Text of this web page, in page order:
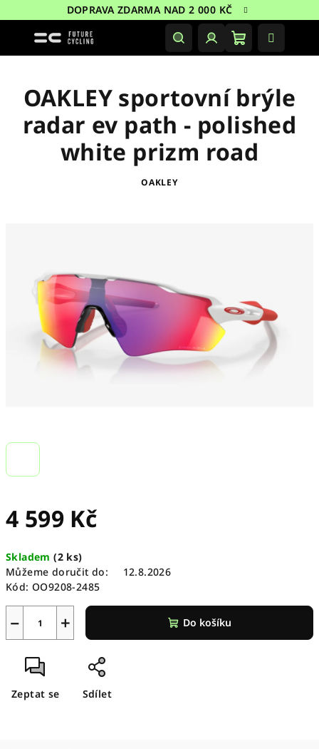
na
DOPRAVA ZDARMA NAD 2 000 KČ
HledatPřihlášeníNákupní
4 599 Kč
cena:
Skladem(2 ks)
Můžeme doručit do:
12.8.2026
Kód: OO9208-2485
+
− Do košíku
Zeptat se Sdílet
OAKLEY sportovní brýle
radar ev path - polished
white prizm road
OAKLEY